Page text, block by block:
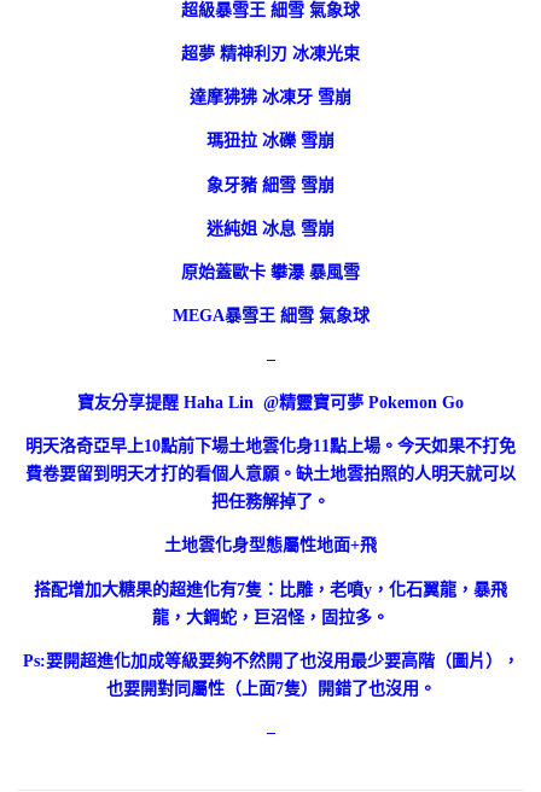
超級暴雪王 細雪 氣象球
超夢 精神利刃 冰凍光束
達摩狒狒 冰凍牙 雪崩
瑪狃拉 冰礫 雪崩
象牙豬 細雪 雪崩
迷純姐 冰息 雪崩
原始蓋歐卡 攀瀑 暴風雪
MEGA暴雪王 細雪 氣象球
–
寶友分享提醒 Haha Lin @精靈寶可夢 Pokemon Go
明天洛奇亞早上10點前下場土地雲化身11點上場。今天如果不打免
費卷要留到明天才打的看個人意願。缺土地雲拍照的人明天就可以
把任務解掉了。
土地雲化身型態屬性地面+飛
搭配增加大糖果的超進化有7隻：比雕，老噴y，化石翼龍，暴飛
龍，大鋼蛇，巨沼怪，固拉多。
Ps:要開超進化加成等級要夠不然開了也沒用最少要高階（圖片），
也要開對同屬性（上面7隻）開錯了也沒用。
–